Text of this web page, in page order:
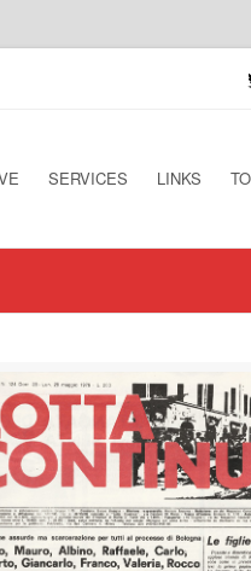
SERVICES LINKS